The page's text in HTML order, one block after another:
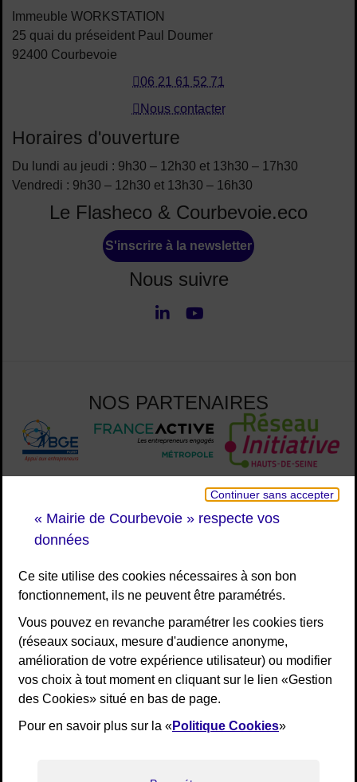
Continuer sans accepter
« Mairie de Courbevoie » respecte vos
données
Ce site utilise des cookies nécessaires à son bon
fonctionnement, ils ne peuvent être paramétrés.
Vous pouvez en revanche paramétrer les cookies tiers
(réseaux sociaux, mesure d'audience anonyme,
amélioration de votre expérience utilisateur) ou modifier
vos choix à tout moment en cliquant sur le lien «Gestion
des Cookies» situé en bas de page.
Pour en savoir plus sur la «Politique Cookies»
Immeuble WORKSTATION
25 quai du préseident Paul Doumer
92400 Courbevoie
06 21 61 52 71
Nous contacter
Horaires d'ouverture
Du lundi au jeudi : 9h30 – 12h30 et 13h30 – 17h30
Vendredi : 9h30 – 12h30 et 13h30 – 16h30
Le Flasheco & Courbevoie.eco
S'inscrire à la newsletter
Nous suivre
Nous suivre
NOS PARTENAIRES